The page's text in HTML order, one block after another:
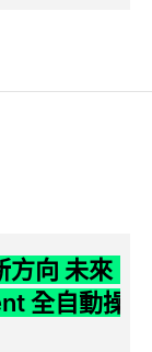
方向 未來
全自動操